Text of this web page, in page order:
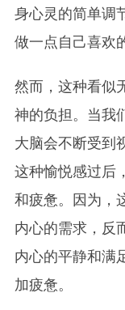
身心灵的简单调
做一点自己喜欢
然而，这种看似
神的负担。当我
大脑会不断受到
这种愉悦感过后
和疲惫。因为，
内心的需求，反
内心的平静和满
加疲惫。